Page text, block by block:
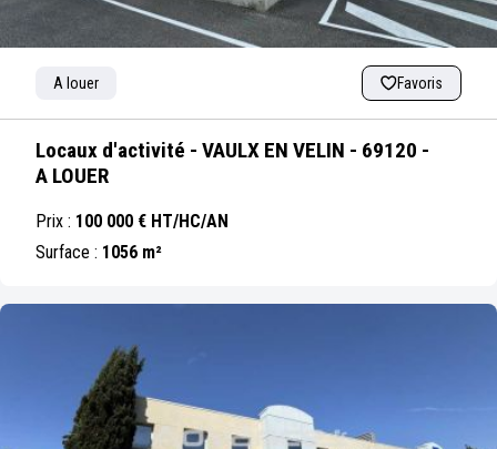
A louer Favoris
Locaux d'activité - VAULX EN VELIN - 69120 -
A LOUER
Prix : 100 000 € HT/HC/AN
Surface : 1056 m²